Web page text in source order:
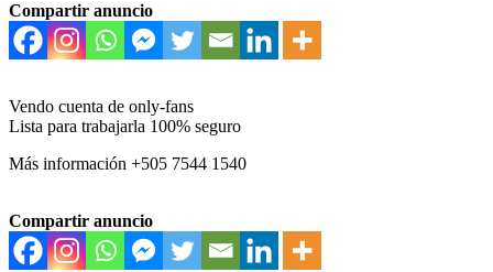
Compartir anuncio
Vendo cuenta de only-fans
Lista para trabajarla 100% seguro
Más información +505 7544 1540
Compartir anuncio